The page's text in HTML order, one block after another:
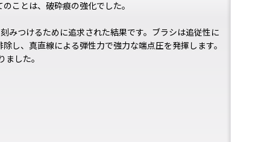
ことは、破砕痕の強化でした。
つけるために追求された結果です。ブラシは追従性に
し、真直線による弾性力で強力な端点圧を発揮します。
した。